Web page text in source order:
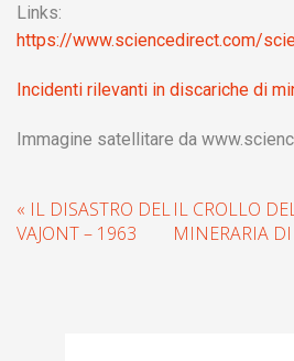
Links:
https://www.sciencedirect.com/
Incidenti rilevanti in discariche di
Immagine satellitare da
« IL DISASTRO DEL
VAJONT – 1963
IL CROLLO
MINERARIA